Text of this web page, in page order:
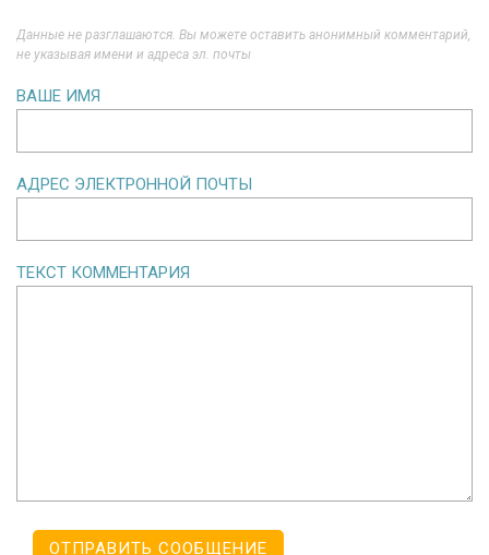
Данные не разглашаются. Вы можете оставить анонимный комментарий,
не указывая имени и адреса эл. почты
ВАШЕ ИМЯ
АДРЕС ЭЛЕКТРОННОЙ ПОЧТЫ
ТЕКСТ КОММЕНТАРИЯ